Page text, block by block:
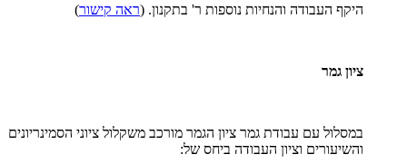
היקף העבודה והנחיות נוספות ר' בתקנון. (ראה קישור)
ציון גמר
במסלול עם עבודת גמר ציון הגמר מורכב משקלול ציוני הסמינריונים
והשיעורים וציון העבודה ביחס של: